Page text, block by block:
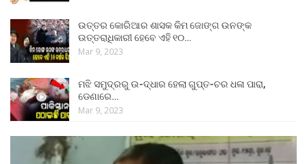
ଉତ୍ତର କୋରିଆର ଶାସକ କିମ ଜୋଙ୍ଗ ଉନଙ୍କ
ଉତ୍ତରାଧିକାରୀ ହେବେ ଏହି ୧୦…
Mar 9, 2023
ମଝି ସମୁଦ୍ରରୁ ଉ-ଦ୍ଧାର ହେଲା ଗୁପ୍ତ-ଚର ଧଳା ପାରା,
ଡେଣାରେ…
Mar 9, 2023